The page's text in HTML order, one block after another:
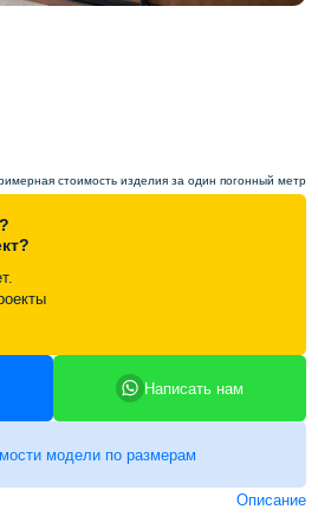
стоимость изделия за один погонный метр
Написать нам
модели по размерам
Описание